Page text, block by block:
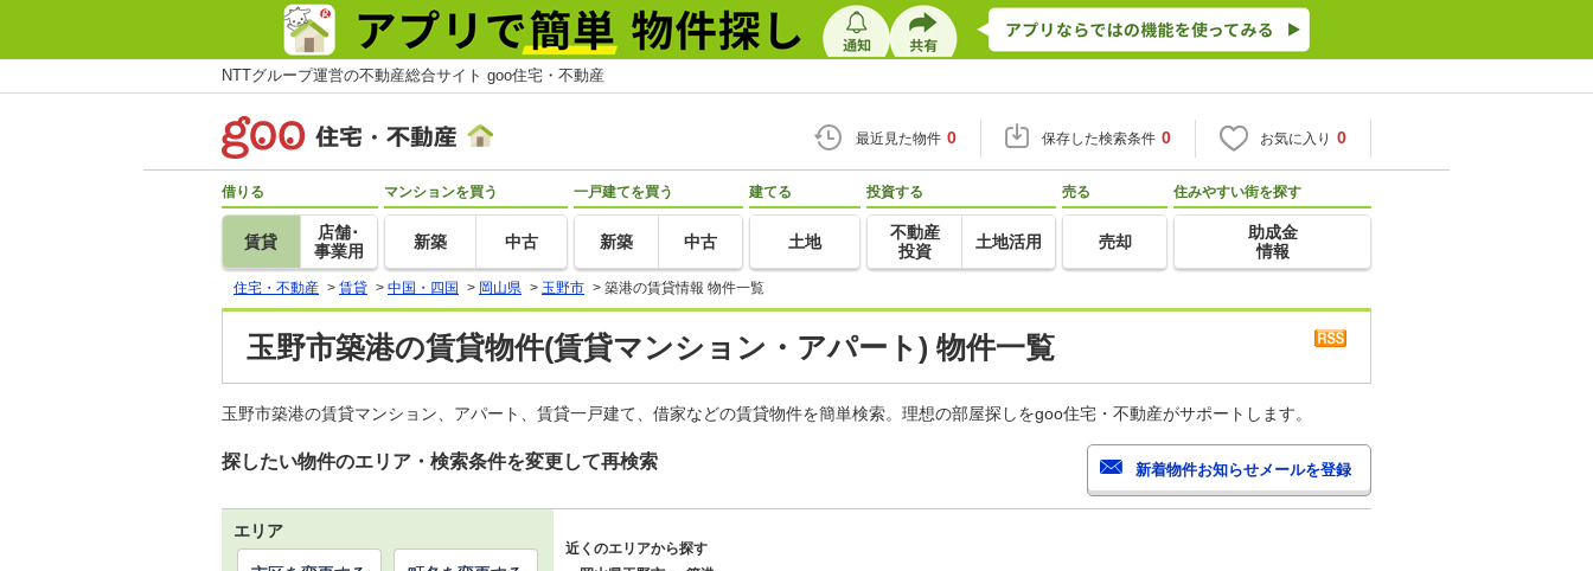
NTTグループ運営の不動産総合サイト goo住宅・不動産
最近見た物件 0 保存した検索条件 0 お気に入り 0
借りる
賃貸
店舗･
事業用
マンションを買う
新築 中古
一戸建てを買う
新築 中古
建てる
土地
投資する
不動産
投資
土地活用
売る
売却
住みやすい街を探す
助成金
情報
住宅・不動産 > 賃貸 > 中国・四国 > 岡山県 > 玉野市 > 築港の賃貸情報 物件一覧
玉野市築港の賃貸物件(賃貸マンション・アパート) 物件一覧
玉野市築港の賃貸マンション、アパート、賃貸一戸建て、借家などの賃貸物件を簡単検索。理想の部屋探しをgoo住宅・不動産がサポートします。
探したい物件のエリア・検索条件を変更して再検索
エリア
近くのエリアから探す